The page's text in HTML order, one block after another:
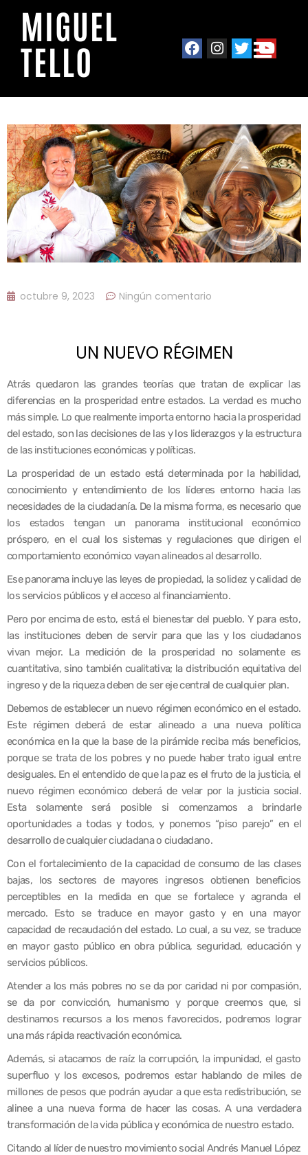
MIGUEL
TELLO
octubre 9, 2023 Ningún comentario
UN NUEVO RÉGIMEN
Atrás quedaron las grandes teorías que tratan de explicar las
diferencias en la prosperidad entre estados. La verdad es mucho
más simple. Lo que realmente importa entorno hacia la prosperidad
del estado, son las decisiones de las y los liderazgos y la estructura
de las instituciones económicas y políticas.
La prosperidad de un estado está determinada por la habilidad,
conocimiento y entendimiento de los líderes entorno hacia las
necesidades de la ciudadanía. De la misma forma, es necesario que
los estados tengan un panorama institucional económico
próspero, en el cual los sistemas y regulaciones que dirigen el
comportamiento económico vayan alineados al desarrollo.
Ese panorama incluye las leyes de propiedad, la solidez y calidad de
los servicios públicos y el acceso al financiamiento.
Pero por encima de esto, está el bienestar del pueblo. Y para esto,
las instituciones deben de servir para que las y los ciudadanos
vivan mejor. La medición de la prosperidad no solamente es
cuantitativa, sino también cualitativa; la distribución equitativa del
ingreso y de la riqueza deben de ser eje central de cualquier plan.
Debemos de establecer un nuevo régimen económico en el estado.
Este régimen deberá de estar alineado a una nueva política
económica en la que la base de la pirámide reciba más beneficios,
porque se trata de los pobres y no puede haber trato igual entre
desiguales. En el entendido de que la paz es el fruto de la justicia, el
nuevo régimen económico deberá de velar por la justicia social.
Esta solamente será posible si comenzamos a brindarle
oportunidades a todas y todos, y ponemos “piso parejo” en el
desarrollo de cualquier ciudadana o ciudadano.
Con el fortalecimiento de la capacidad de consumo de las clases
bajas, los sectores de mayores ingresos obtienen beneficios
perceptibles en la medida en que se fortalece y agranda el
mercado. Esto se traduce en mayor gasto y en una mayor
capacidad de recaudación del estado. Lo cual, a su vez, se traduce
en mayor gasto público en obra pública, seguridad, educación y
servicios públicos.
Atender a los más pobres no se da por caridad ni por compasión,
se da por convicción, humanismo y porque creemos que, si
destinamos recursos a los menos favorecidos, podremos lograr
una más rápida reactivación económica.
Además, si atacamos de raíz la corrupción, la impunidad, el gasto
superfluo y los excesos, podremos estar hablando de miles de
millones de pesos que podrán ayudar a que esta redistribución, se
alinee a una nueva forma de hacer las cosas. A una verdadera
transformación de la vida pública y económica de nuestro estado.
Citando al líder de nuestro movimiento social Andrés Manuel López